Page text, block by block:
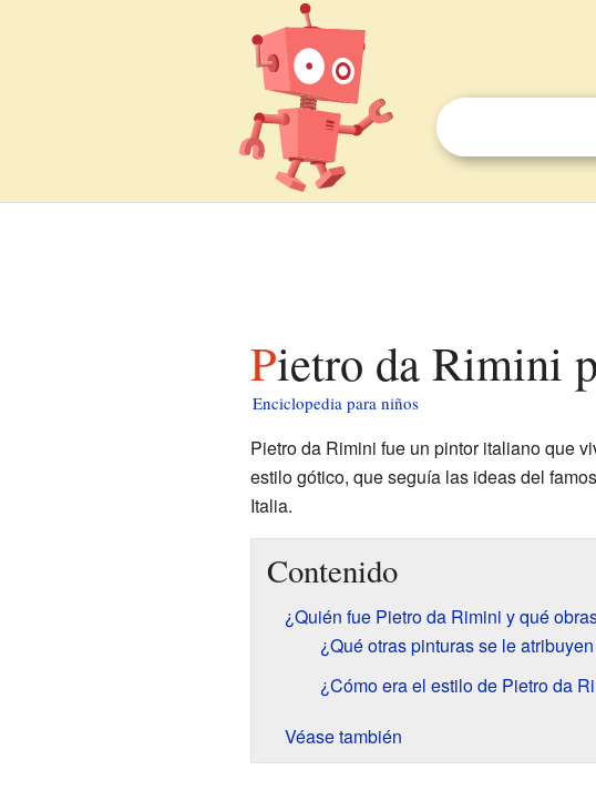
Pietro da Rimini
Enciclopedia para niños
Pietro da Rimini fue un pintor italiano que
estilo gótico, que seguía las ideas del
Italia.
Contenido
¿Quién fue Pietro da Rimini y qué
¿Qué otras pinturas se le
¿Cómo era el estilo de Pietro da
Véase también